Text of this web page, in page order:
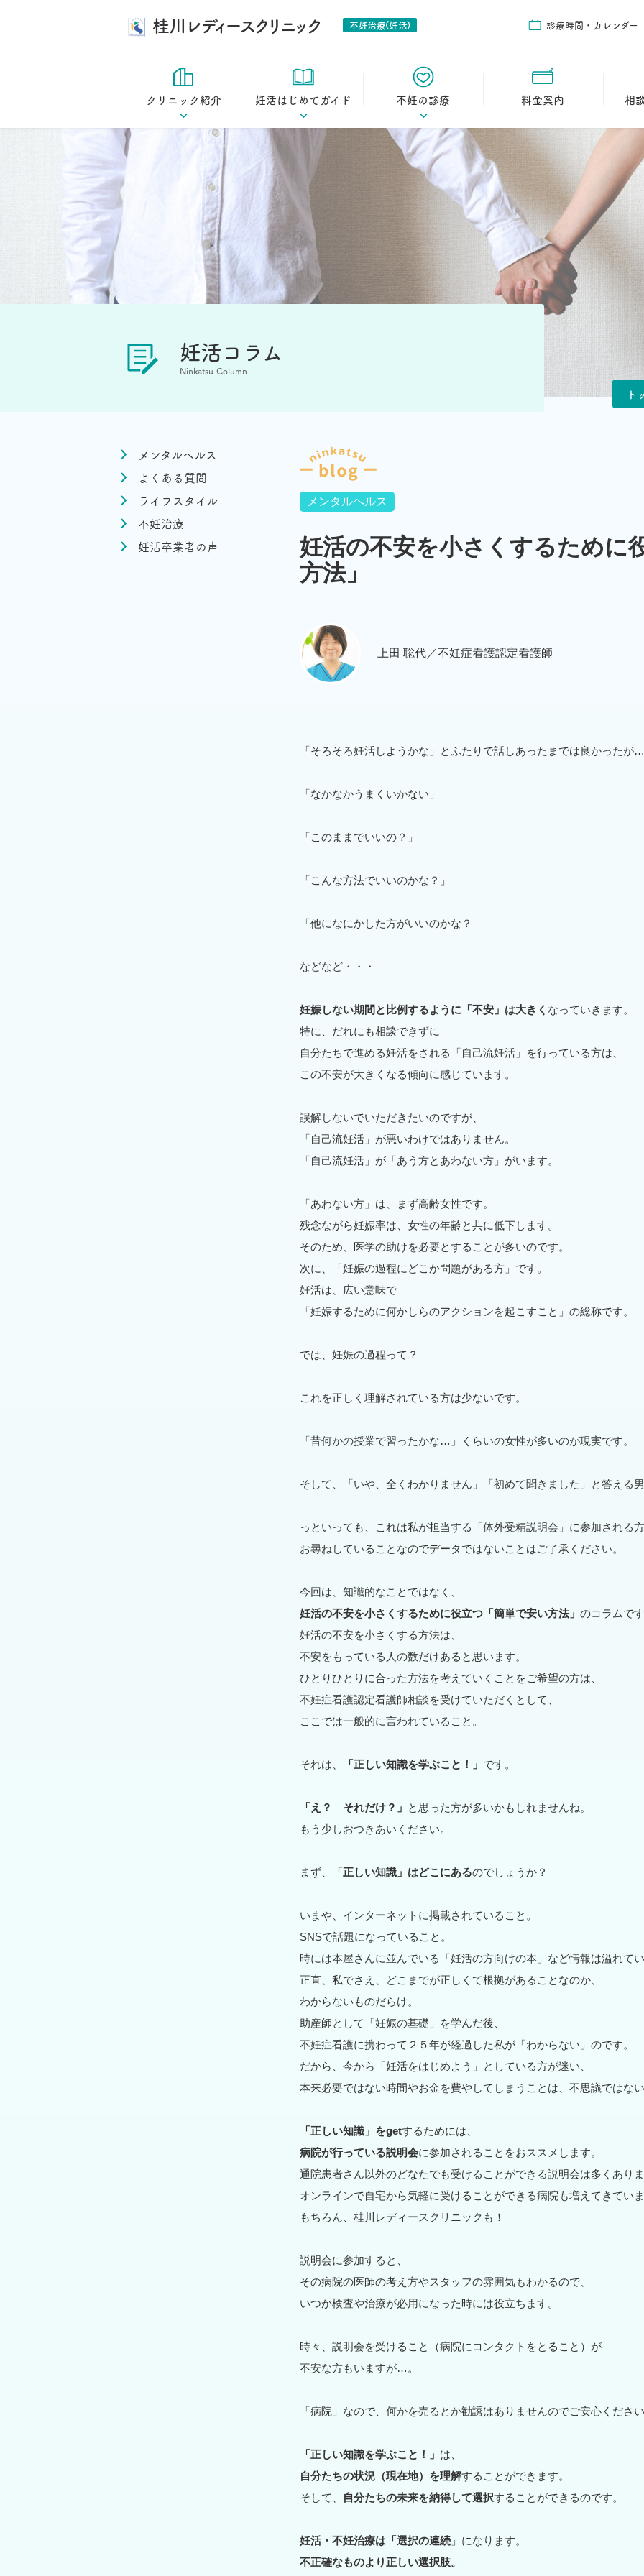
桂川レディースクリニック 不妊治療(妊活)
クリニック紹介 妊活はじめてガイド
妊活はじめてガイド
妊娠の仕組み
妊活コラム
不妊の診療
初診の流れ
日帰り卵管鏡下卵管形
成術（FT）
治療実績
妊娠された方の声
よくある質問
料金案内 相
相談
診療時間・カレンダー
ト
妊活コラム
Ninkatsu Column
メンタルヘルス
妊活の不安を小さくするために
方法」
上田 聡代／不妊症看護認定看護師
「そろそろ妊活しようかな」とふたりで話しあったまでは良かったが
「なかなかうまくいかない」
「このままでいいの？」
「こんな方法でいいのかな？」
「他になにかした方がいいのかな？
などなど・・・
妊娠しない期間と比例するように「不安」は大きく なっていきます。
特に、だれにも相談できずに
自分たちで進める妊活をされる「自己流妊活」を行っている方は、
この不安が大きくなる傾向に感じています。
誤解しないでいただきたいのですが、
「自己流妊活」が悪いわけではありません。
「自己流妊活」が「あう方とあわない方」がいます。
「あわない方」は、まず高齢女性です。
残念ながら妊娠率は、女性の年齢と共に低下します。
そのため、医学の助けを必要とすることが多いのです。
次に、「妊娠の過程にどこか問題がある方」です。
妊活は、広い意味で
「妊娠するために何かしらのアクションを起こすこと」の総称です。
では、妊娠の過程って？
これを正しく理解されている方は少ないです。
「昔何かの授業で習ったかな…」くらいの女性が多いのが現実です。
そして、「いや、全くわかりません」「初めて聞きました」と答える
っといっても、これは私が担当する「体外受精説明会」に参加される
お尋ねしていることなのでデータではないことはご了承ください。
今回は、知識的なことではなく、
妊活の不安を小さくするために役立つ「簡単で安い方法」 のコラムで
妊活の不安を小さくする方法は、
不安をもっている人の数だけあると思います。
ひとりひとりに合った方法を考えていくことをご希望の方は、
不妊症看護認定看護師相談を受けていただくとして、
ここでは一般的に言われていること。
それは、 「正しい知識を学ぶこと！」 です。
「え？ それだけ？」 と思った方が多いかもしれませんね。
もう少しおつきあいください。
まず、 「正しい知識」はどこにあるのでしょうか？
いまや、インターネットに掲載されていること。
SNSで話題になっていること。
時には本屋さんに並んでいる「妊活の方向けの本」など情報は溢れて
正直、私でさえ、どこまでが正しくて根拠があることなのか、
わからないものだらけ。
助産師として「妊娠の基礎」を学んだ後、
不妊症看護に携わって２５年が経過した私が「わからない」のです。
だから、今から「妊活をはじめよう」としている方が迷い、
本来必要ではない時間やお金を費やしてしまうことは、不思議ではな
「正しい知識」をgetするためには、
病院が行っている説明会に参加されることをおススメします。
通院患者さん以外のどなたでも受けることができる説明会は多くあり
オンラインで自宅から気軽に受けることができる病院も増えてきてい
もちろん、桂川レディースクリニックも！
説明会に参加すると、
その病院の医師の考え方やスタッフの雰囲気もわかるので、
いつか検査や治療が必用になった時には役立ちます。
時々、説明会を受けること（病院にコンタクトをとること）が
不安な方もいますが…。
「病院」なので、何かを売るとか勧誘はありませんのでご安心くださ
「正しい知識を学ぶこと！」 は、
自分たちの状況（現在地）を理解することができます。
そして、
自分たちの未来を納得して選択することができるのです。
妊活・不妊治療は「選択の連続 」になります。
不正確なものより正しい選択肢。
メンタルヘルス
よくある質問
ライフスタイル
不妊治療
妊活卒業者の声